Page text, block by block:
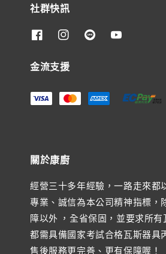
社群快訊
金流支援
關於康廚
經營三十多年經驗，一路走來都
專業、誠信為本公司精神指標，
障以外 ，全省保固，並要求所
都需具備國家考試合格瓦斯器具
售後服務更完善、更有保障喔！